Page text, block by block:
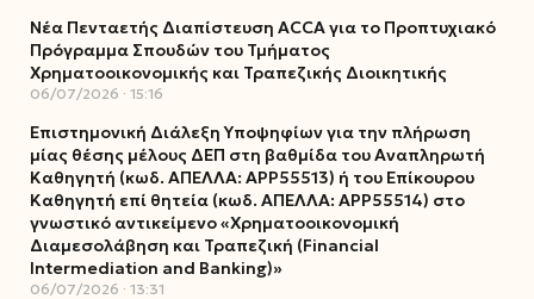
Νέα Πενταετής Διαπίστευση ACCA για το Προπτυχιακό
Πρόγραμμα Σπουδών του Τμήματος
Χρηματοοικονομικής και Τραπεζικής Διοικητικής
06/07/2026 15:16
Επιστημονική Διάλεξη Υποψηφίων για την πλήρωση
μίας θέσης μέλους ΔΕΠ στη βαθμίδα του Αναπληρωτή
Καθηγητή (κωδ. ΑΠΕΛΛΑ: ΑΡΡ55513) ή του Επίκουρου
Καθηγητή επί θητεία (κωδ. ΑΠΕΛΛΑ: ΑΡΡ55514) στο
γνωστικό αντικείμενο «Χρηματοοικονομική
Διαμεσολάβηση και Τραπεζική (Financial
Intermediation and Banking)»
06/07/2026 13:31